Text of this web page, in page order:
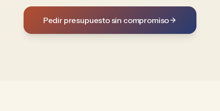
Pedir presupuesto sin compromiso